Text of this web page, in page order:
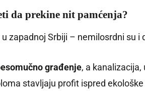
da prekine nit pamćenja?
zapadnoj Srbiji – nemilosrdni su
građenje, a
stavljaju profit ispred